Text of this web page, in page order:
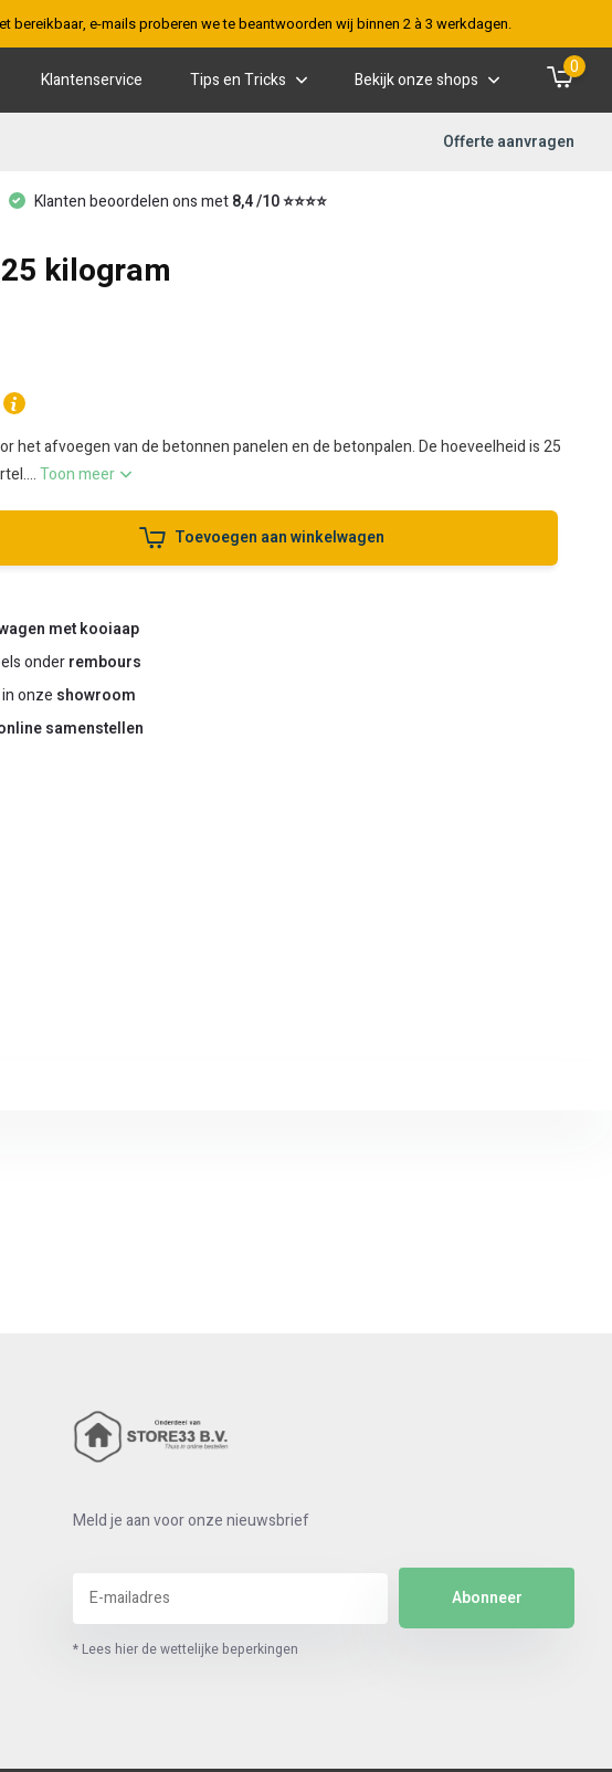
e-mails proberen we te beantwoorden wij binnen 2 à 3 werkdagen.
Klantenservice Tips en Tricks Bekijk onze shops
0
Offerte aanvragen
Klanten beoordelen ons met8,4 /10 ⭐⭐⭐⭐
kilogram
het afvoegen van de betonnen panelen en de betonpalen. De hoeveelheid is 25
Toon meer
Toevoegen aan winkelwagen
met kooiaap
onderrembours
onze showroom
samenstellen
Meld je aan voor onze nieuwsbrief
Abonneer
* Lees hier de wettelijke beperkingen